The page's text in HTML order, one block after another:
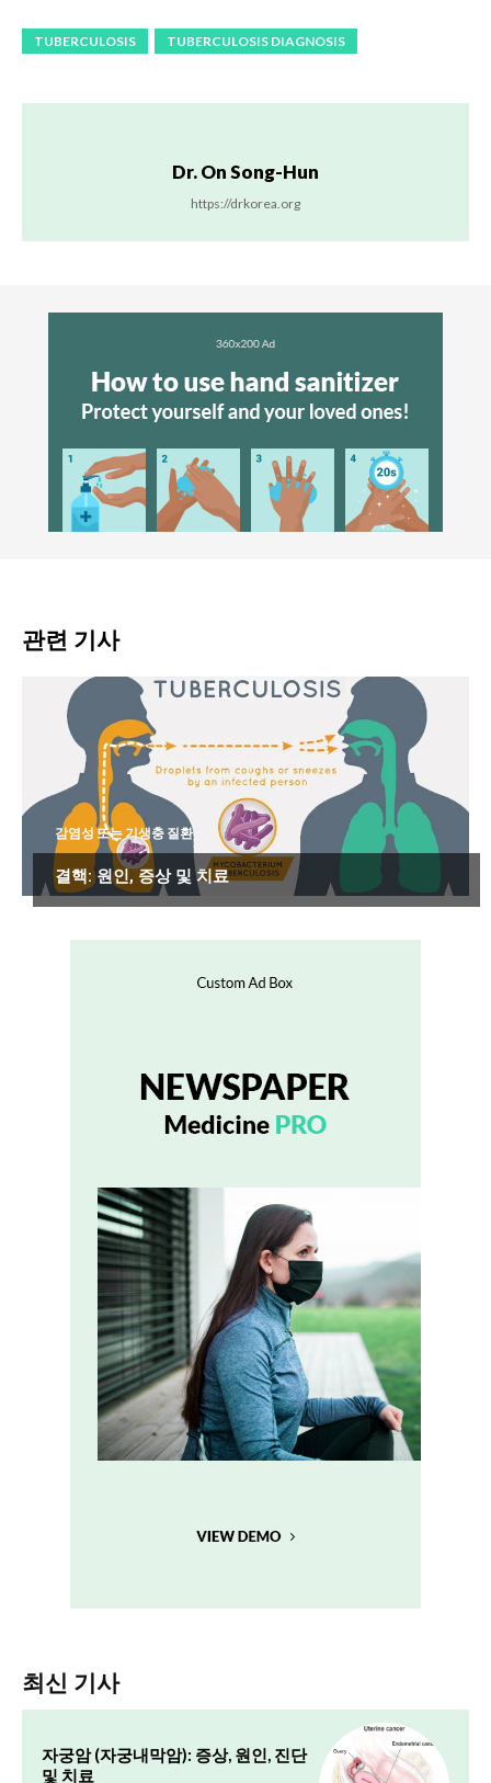
TUBERCULOSIS TUBERCULOSIS DIAGNOSIS
Dr. On Song-Hun
https://drkorea.org
관련 기사
감염성 또는 기생충 질환
결핵: 원인, 증상 및 치료
최신 기사
자궁암 (자궁내막암): 증상, 원인, 진단
및 치료